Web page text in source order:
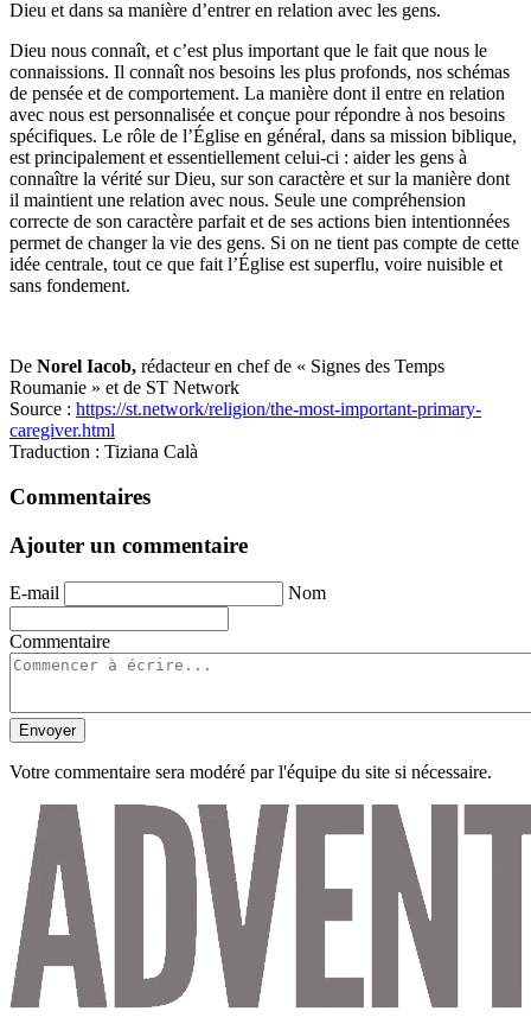
Dieu et dans sa manière d’entrer en relation avec les gens.
Dieu nous connaît, et c’est plus important que le fait que nous le
connaissions. Il connaît nos besoins les plus profonds, nos schémas
de pensée et de comportement. La manière dont il entre en relation
avec nous est personnalisée et conçue pour répondre à nos besoins
spécifiques. Le rôle de l’Église en général, dans sa mission biblique,
est principalement et essentiellement celui-ci : aider les gens à
connaître la vérité sur Dieu, sur son caractère et sur la manière dont
il maintient une relation avec nous. Seule une compréhension
correcte de son caractère parfait et de ses actions bien intentionnées
permet de changer la vie des gens. Si on ne tient pas compte de cette
idée centrale, tout ce que fait l’Église est superflu, voire nuisible et
sans fondement.
De Norel Iacob, rédacteur en chef de « Signes des Temps
Roumanie » et de ST Network
Source : https://st.network/religion/the-most-important-primary-
caregiver.html
Traduction : Tiziana Calà
Commentaires
Ajouter un commentaire
E-mail Nom
Commentaire
Envoyer
Votre commentaire sera modéré par l'équipe du site si nécessaire.